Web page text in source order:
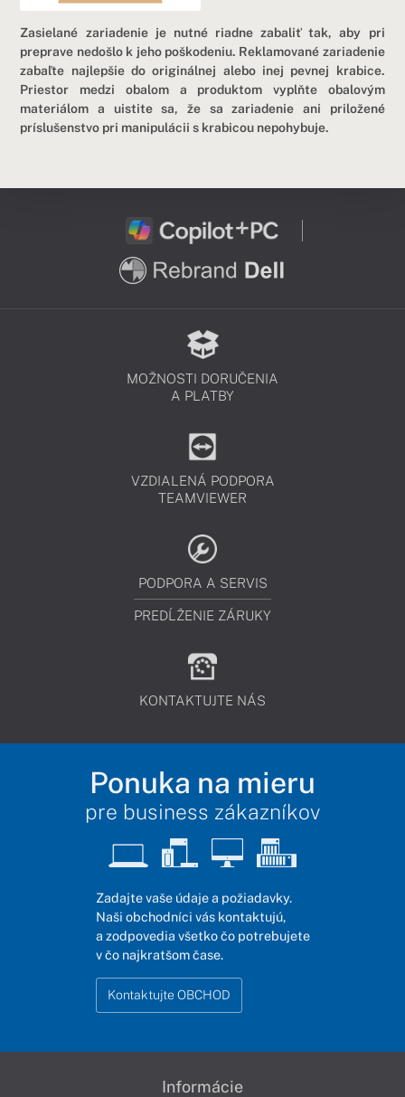
Zasielané zariadenie je nutné riadne zabaliť tak, aby pri
preprave nedošlo k jeho poškodeniu. Reklamované zariadenie
zabaľte najlepšie do originálnej alebo inej pevnej krabice.
Priestor medzi obalom a produktom vyplňte obalovým
materiálom a uistite sa, že sa zariadenie ani priložené
príslušenstvo pri manipulácii s krabicou nepohybuje.
MOŽNOSTI DORUČENIA
A PLATBY
VZDIALENÁ PODPORA
TEAMVIEWER
PODPORA A SERVIS
PREDĹŽENIE ZÁRUKY
KONTAKTUJTE NÁS
Ponuka na mieru
pre business zákazníkov
Zadajte vaše údaje a požiadavky.
Naši obchodníci vás kontaktujú,
a zodpovedia všetko čo potrebujete
v čo najkratšom čase.
Kontaktujte OBCHOD
Informácie